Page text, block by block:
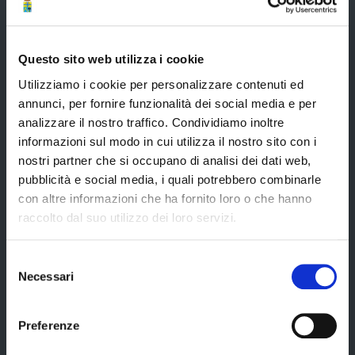
Questo sito web utilizza i cookie
Utilizziamo i cookie per personalizzare contenuti ed
annunci, per fornire funzionalità dei social media e per
analizzare il nostro traffico. Condividiamo inoltre
informazioni sul modo in cui utilizza il nostro sito con i
nostri partner che si occupano di analisi dei dati web,
pubblicità e social media, i quali potrebbero combinarle
con altre informazioni che ha fornito loro o che hanno
raccolto dal suo utilizzo dei loro servizi.
delNecessari
Preferenze
Difensore Civico
Archivio e Biblioteca
Consigliera di Parità
Ufficio Associato del Contenzioso tributario e della consulenza fiscale
(UAC)
Servizi agli Enti pubblici del territorio
Cerca uffici
Cerca persone